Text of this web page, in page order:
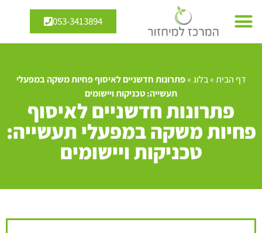
053-3413894
דף הבית»בלוג»פתרונות חדשניים לאיסוף פחיות משקה במפעלי
תעשייה: טכניקות ויישומים
פתרונות חדשניים לאיסוף
פחיות משקה במפעלי תעשייה:
טכניקות ויישומים